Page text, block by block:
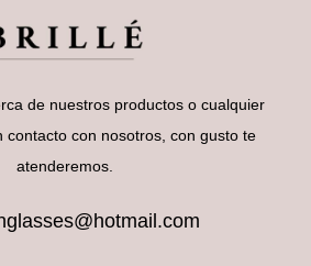
de nuestros productos o cualquier
contacto con nosotros, con gusto te
atenderemos.